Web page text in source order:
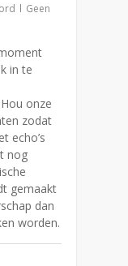
Geen
in te
onze
zodat
echo’s
nog
gemaakt
dan
worden.